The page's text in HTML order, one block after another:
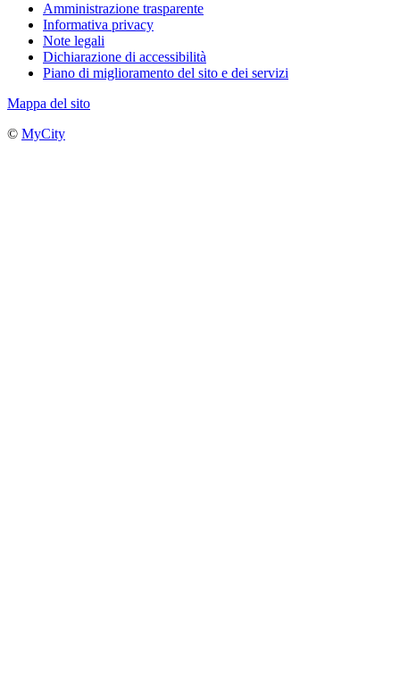
Amministrazione trasparente
Informativa privacy
Note legali
Dichiarazione di accessibilità
Piano di miglioramento del sito e dei servizi
Mappa del sito
© MyCity